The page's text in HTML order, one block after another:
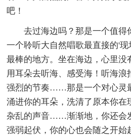
吧！
去过海边吗？那是一个值得
一个聆听大自然唱歌最直接的'
最棒的地方。坐在海边，心里没
用耳朵去听海、感受海！听海浪
强烈的节奏……那是一个对心灵
涌进你的耳朵，洗清了原本你在
杂乱的声音……渐渐地，你还会
强弱起伏，你的心也会随之开始